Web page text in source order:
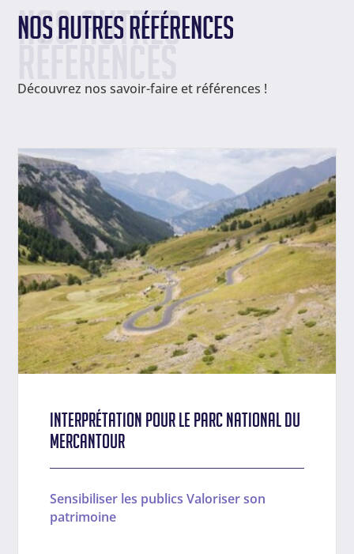
Nos autres
Nos autres références
Découvrez nos savoir-faire et références !
Interprétation pour le Parc national du
Mercantour
Sensibiliser les publics Valoriser son
patrimoine